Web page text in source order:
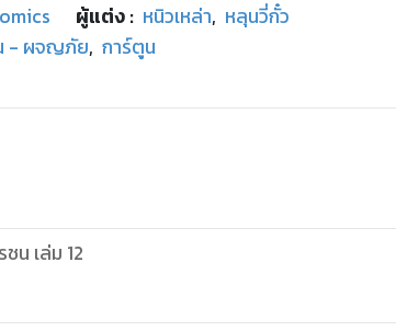
ผู้แต่ง : หนิวเหล่า, หลุนวี่กั๋ว
- ผจญภัย, การ์ตูน
น เล่ม 12